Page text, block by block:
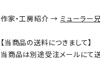
作家・工房紹介 → ミューラー
【当商品の送料につきまして】
当商品は別途受注メールにて